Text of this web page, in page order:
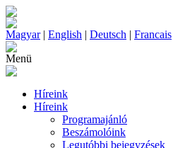
Magyar| English | Deutsch | Francais
Menü
Híreink
Híreink
Programajánló
Beszámolóink
Legutóbbi bejegyzések